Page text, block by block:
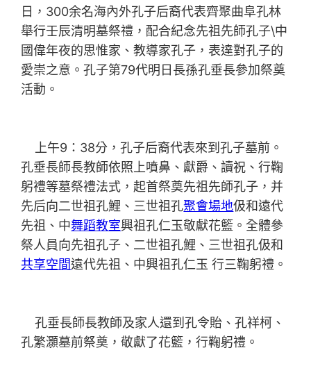
日，300余名海內外孔子后裔代表齊聚曲阜孔林
舉行壬辰清明墓祭禮，配合紀念先祖先師孔子\中
國偉年夜的思惟家、教導家孔子，表達對孔子的
愛崇之意。孔子第79代明日長孫孔垂長參加祭奠
活動。
上午9：38分，孔子后裔代表來到孔子墓前。
孔垂長師長教師依照上噴鼻、獻爵、讀祝、行鞠
躬禮等墓祭禮法式，起首祭奠先祖先師孔子，并
先后向二世祖孔鯉、三世祖孔聚會場地伋和遠代
先祖、中舞蹈教室興祖孔仁玉敬獻花籃。全體參
祭人員向先祖孔子、二世祖孔鯉、三世祖孔伋和
共享空間遠代先祖、中興祖孔仁玉 行三鞠躬禮。
孔垂長師長教師及家人還到孔令貽、孔祥柯、
孔繁灝墓前祭奠，敬獻了花籃，行鞠躬禮。